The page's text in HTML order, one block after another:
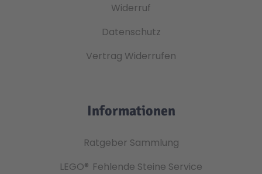
Widerruf
Datenschutz
Vertrag Widerrufen
Informationen
Ratgeber Sammlung
LEGO® Fehlende Steine Service